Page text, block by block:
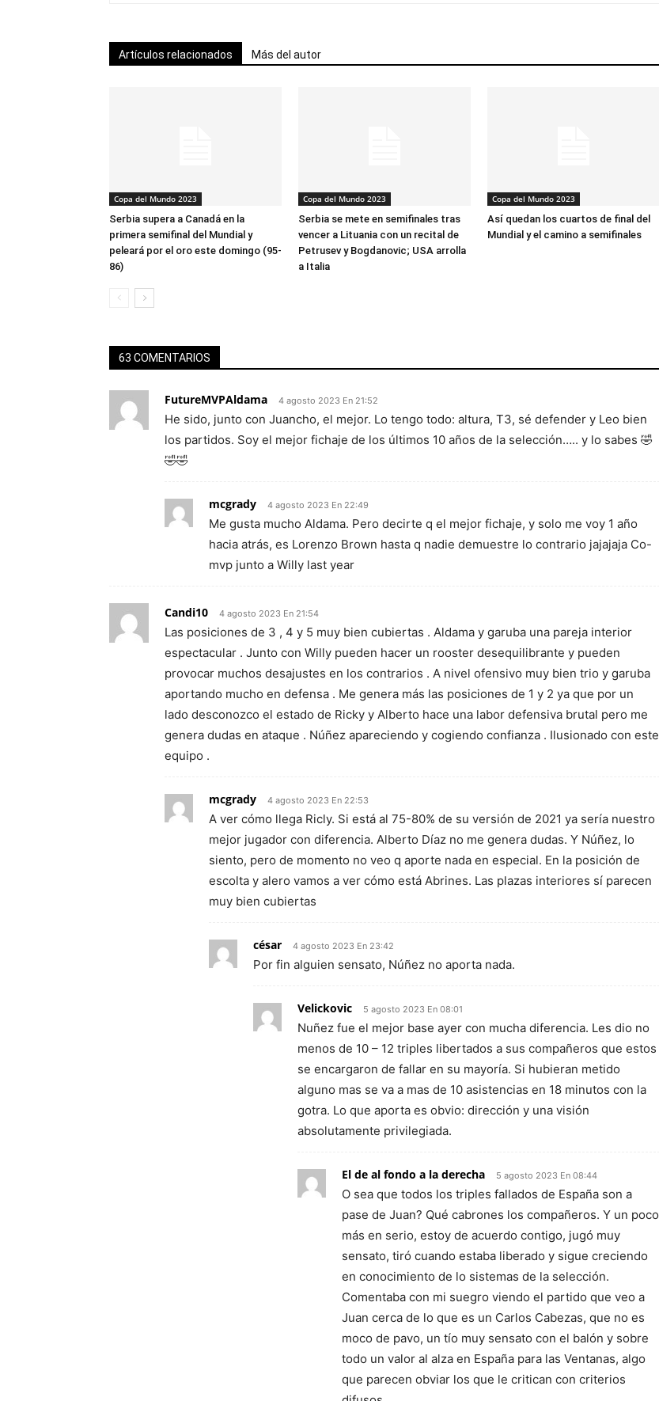
Artículos relacionados Más del autor
Copa del Mundo 2023
Serbia supera a Canadá en la
primera semifinal del Mundial y
peleará por el oro este domingo (95-
86)
Copa del Mundo 2023
Serbia se mete en semifinales tras
vencer a Lituania con un recital de
Petrusev y Bogdanovic; USA arrolla
a Italia
Copa del Mundo 2023
Así quedan los cuartos de final del
Mundial y el camino a semifinales
63 COMENTARIOS
FutureMVPAldama 4 agosto 2023 En 21:52
He sido, junto con Juancho, el mejor. Lo tengo todo: altura, T3, sé defender y Leo bien
los partidos. Soy el mejor fichaje de los últimos 10 años de la selección….. y lo sabes 🤣
🤣🤣
mcgrady 4 agosto 2023 En 22:49
Me gusta mucho Aldama. Pero decirte q el mejor fichaje, y solo me voy 1 año
hacia atrás, es Lorenzo Brown hasta q nadie demuestre lo contrario jajajaja Co-
mvp junto a Willy last year
Candi10 4 agosto 2023 En 21:54
Las posiciones de 3 , 4 y 5 muy bien cubiertas . Aldama y garuba una pareja interior
espectacular . Junto con Willy pueden hacer un rooster desequilibrante y pueden
provocar muchos desajustes en los contrarios . A nivel ofensivo muy bien trio y garuba
aportando mucho en defensa . Me genera más las posiciones de 1 y 2 ya que por un
lado desconozco el estado de Ricky y Alberto hace una labor defensiva brutal pero me
genera dudas en ataque . Núñez apareciendo y cogiendo confianza . Ilusionado con este
equipo .
mcgrady 4 agosto 2023 En 22:53
A ver cómo llega Ricly. Si está al 75-80% de su versión de 2021 ya sería nuestro
mejor jugador con diferencia. Alberto Díaz no me genera dudas. Y Núñez, lo
siento, pero de momento no veo q aporte nada en especial. En la posición de
escolta y alero vamos a ver cómo está Abrines. Las plazas interiores sí parecen
muy bien cubiertas
césar 4 agosto 2023 En 23:42
Por fin alguien sensato, Núñez no aporta nada.
Velickovic 5 agosto 2023 En 08:01
Nuñez fue el mejor base ayer con mucha diferencia. Les dio no
menos de 10 – 12 triples libertados a sus compañeros que estos
se encargaron de fallar en su mayoría. Si hubieran metido
alguno mas se va a mas de 10 asistencias en 18 minutos con la
gotra. Lo que aporta es obvio: dirección y una visión
absolutamente privilegiada.
El de al fondo a la derecha 5 agosto 2023 En 08:44
O sea que todos los triples fallados de España son a
pase de Juan? Qué cabrones los compañeros. Y un poco
más en serio, estoy de acuerdo contigo, jugó muy
sensato, tiró cuando estaba liberado y sigue creciendo
en conocimiento de lo sistemas de la selección.
Comentaba con mi suegro viendo el partido que veo a
Juan cerca de lo que es un Carlos Cabezas, que no es
moco de pavo, un tío muy sensato con el balón y sobre
todo un valor al alza en España para las Ventanas, algo
que parecen obviar los que le critican con criterios